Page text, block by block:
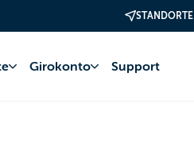
STANDORTE
Girokonto Support